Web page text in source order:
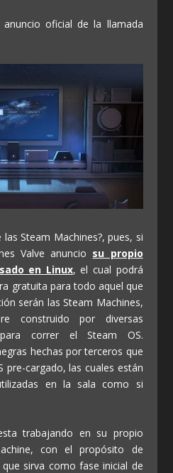
oficial de la llamada
Steam Machines?, pues, si
Valve anuncio su propio
en Linux, el cual podrá
gratuita para todo aquel que
serán las Steam Machines,
construido por diversas
para correr el Steam OS.
hechas por terceros que
pre-cargado, las cuales están
en la sala como si
trabajando en su propio
con el propósito de
sirva como fase inicial de